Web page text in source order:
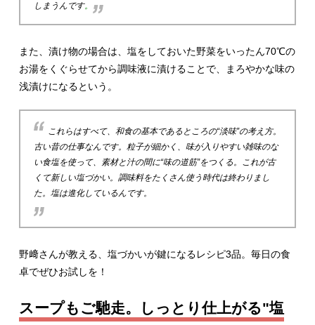
しまうんです。
また、漬け物の場合は、塩をしておいた野菜をいったん70℃の
お湯をくぐらせてから調味液に漬けることで、まろやかな味の
浅漬けになるという。
これらはすべて、和食の基本であるところの“淡味”の考え方。
古い昔の仕事なんです。粒子が細かく、味が入りやすい雑味のな
い食塩を使って、素材と汁の間に“味の道筋”をつくる。これが古
くて新しい塩づかい。調味料をたくさん使う時代は終わりまし
た。塩は進化しているんです。
野﨑さんが教える、塩づかいが鍵になるレシピ3品。毎日の食
卓でぜひお試しを！
スープもご馳走。しっとり仕上がる"塩